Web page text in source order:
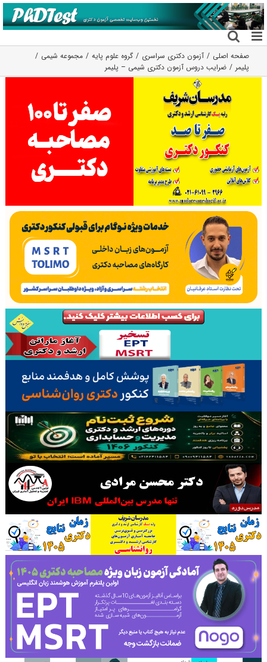
رفتن
به
محتوا
صفحه اصلی آزمون دکتری سراسری گروه علوم پايه
مجموعه شیمی
پلیمر
ضرایب دروس آزمون دکتری شیمی – پلیمر